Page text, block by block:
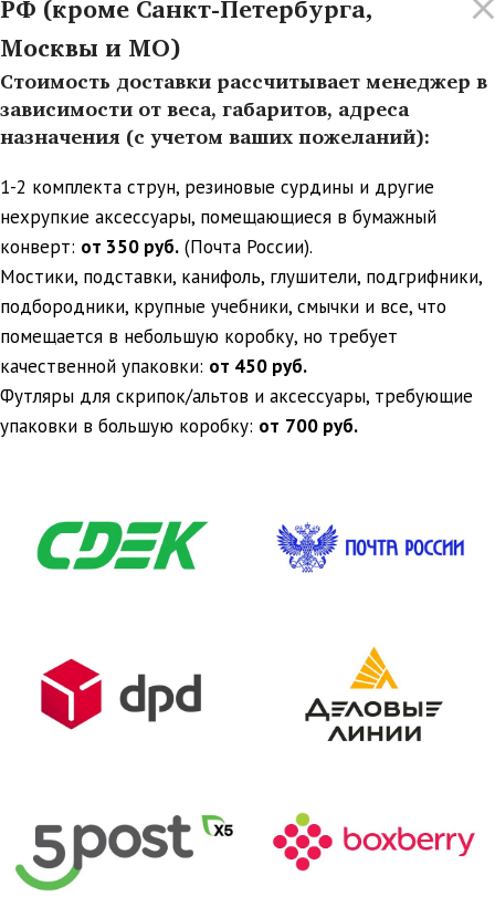
РФ (кроме Санкт-Петербурга,
Москвы и МО)
Стоимость доставки рассчитывает менеджер в
зависимости от веса, габаритов, адреса
назначения (с учетом ваших пожеланий):
1-2 комплекта струн, резиновые сурдины и другие
нехрупкие аксессуары, помещающиеся в бумажный
конверт: от 350 руб. (Почта России).
Мостики, подставки, канифоль, глушители, подгрифники,
подбородники, крупные учебники, смычки и все, что
помещается в небольшую коробку, но требует
качественной упаковки: от 450 руб.
Футляры для скрипок/альтов и аксессуары, требующие
упаковки в большую коробку: от 700 руб.